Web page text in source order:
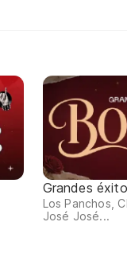
Grandes
Los Panchos,
José José...